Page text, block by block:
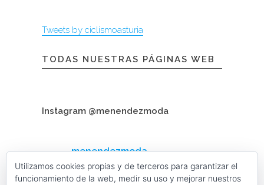
Tweets by ciclismoasturia
TODAS NUESTRAS PÁGINAS WEB
Instagram @menendezmoda
menendezmoda
Menéndez Moda hombre
Utilizamos cookies propias y de terceros para garantizar el
funcionamiento de la web, medir su uso y mejorar nuestros